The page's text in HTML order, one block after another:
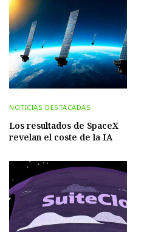
NOTICIAS DESTACADAS
Los resultados de SpaceX
revelan el coste de la IA